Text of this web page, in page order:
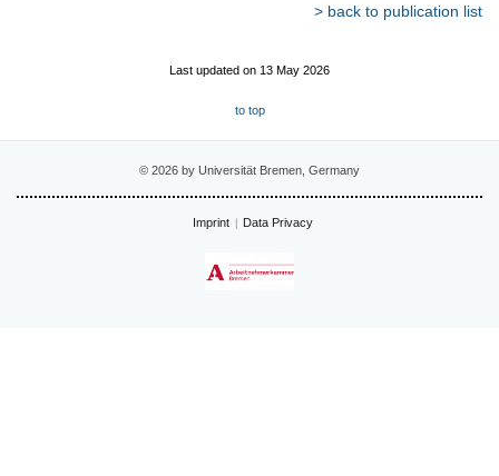
> back to publication list
Last updated on 13 May 2026
to top
© 2026 by Universität Bremen, Germany
Imprint Data Privacy